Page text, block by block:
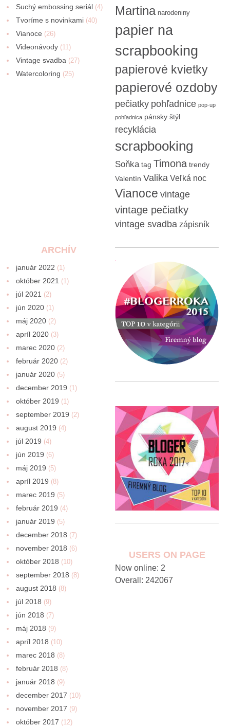
Suchý embossing seriál (4)
Tvoríme s novinkami (40)
Vianoce (26)
Videonávody (11)
Vintage svadba (27)
Watercoloring (25)
Martina narodeniny
papier na
scrapbooking
papierové kvietky
papierové ozdoby
pečiatky pohľadnice pop-up
pohľadnica pánsky štýl
recyklácia
scrapbooking
Soňka tag Timona trendy
Valentín Valika Veľká noc
Vianoce vintage
vintage pečiatky
vintage svadba zápisník
ARCHÍV
január 2022 (1)
október 2021 (1)
júl 2021 (2)
jún 2020 (1)
máj 2020 (2)
apríl 2020 (3)
marec 2020 (2)
február 2020 (2)
január 2020 (5)
december 2019 (1)
október 2019 (1)
september 2019 (2)
august 2019 (4)
júl 2019 (4)
jún 2019 (6)
máj 2019 (5)
apríl 2019 (8)
marec 2019 (5)
február 2019 (4)
január 2019 (5)
december 2018 (7)
november 2018 (6)
október 2018 (10)
september 2018 (8)
august 2018 (8)
júl 2018 (9)
jún 2018 (7)
máj 2018 (9)
apríl 2018 (10)
marec 2018 (8)
február 2018 (8)
január 2018 (9)
december 2017 (10)
november 2017 (9)
október 2017 (12)
USERS ON PAGE
Now online: 2
Overall: 242067